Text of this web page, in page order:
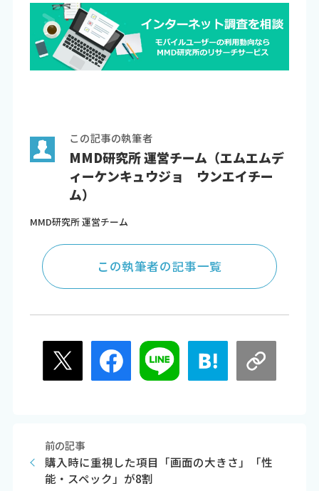
この記事の執筆者
MMD研究所 運営チーム（エムエムデ
ィーケンキュウジョ ウンエイチー
ム）
MMD研究所 運営チーム
この執筆者の記事一覧
前の記事
購入時に重視した項目「画面の大きさ」「性
能・スペック」が8割